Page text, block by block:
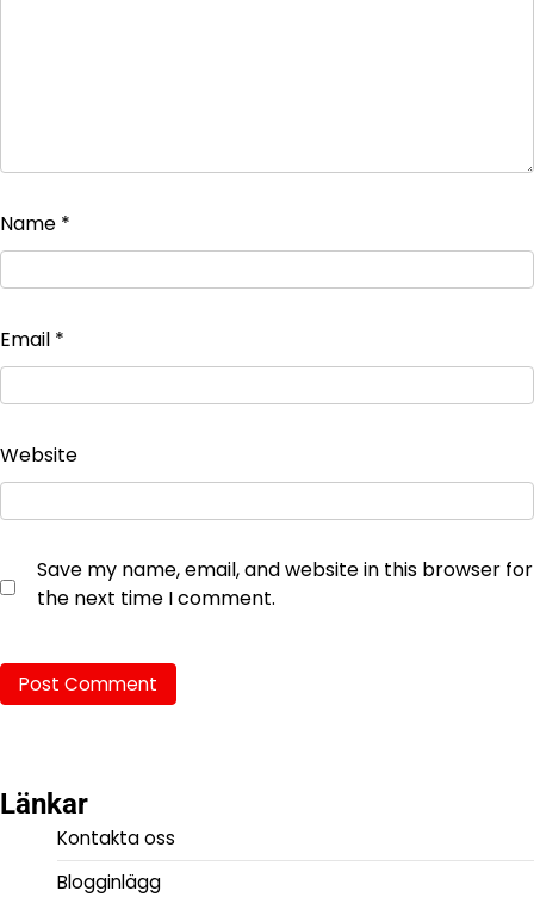
Name *
Email *
Website
Save my name, email, and website in this browser for
the next time I comment.
Länkar
Kontakta oss
Blogginlägg